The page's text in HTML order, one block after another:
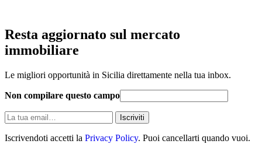
Resta aggiornato sul mercato
immobiliare
Le migliori opportunità in Sicilia direttamente nella tua inbox.
Non compilare questo campo
La
tua
email
Iscriviti
Iscrivendoti accetti la Privacy Policy. Puoi cancellarti quando vuoi.